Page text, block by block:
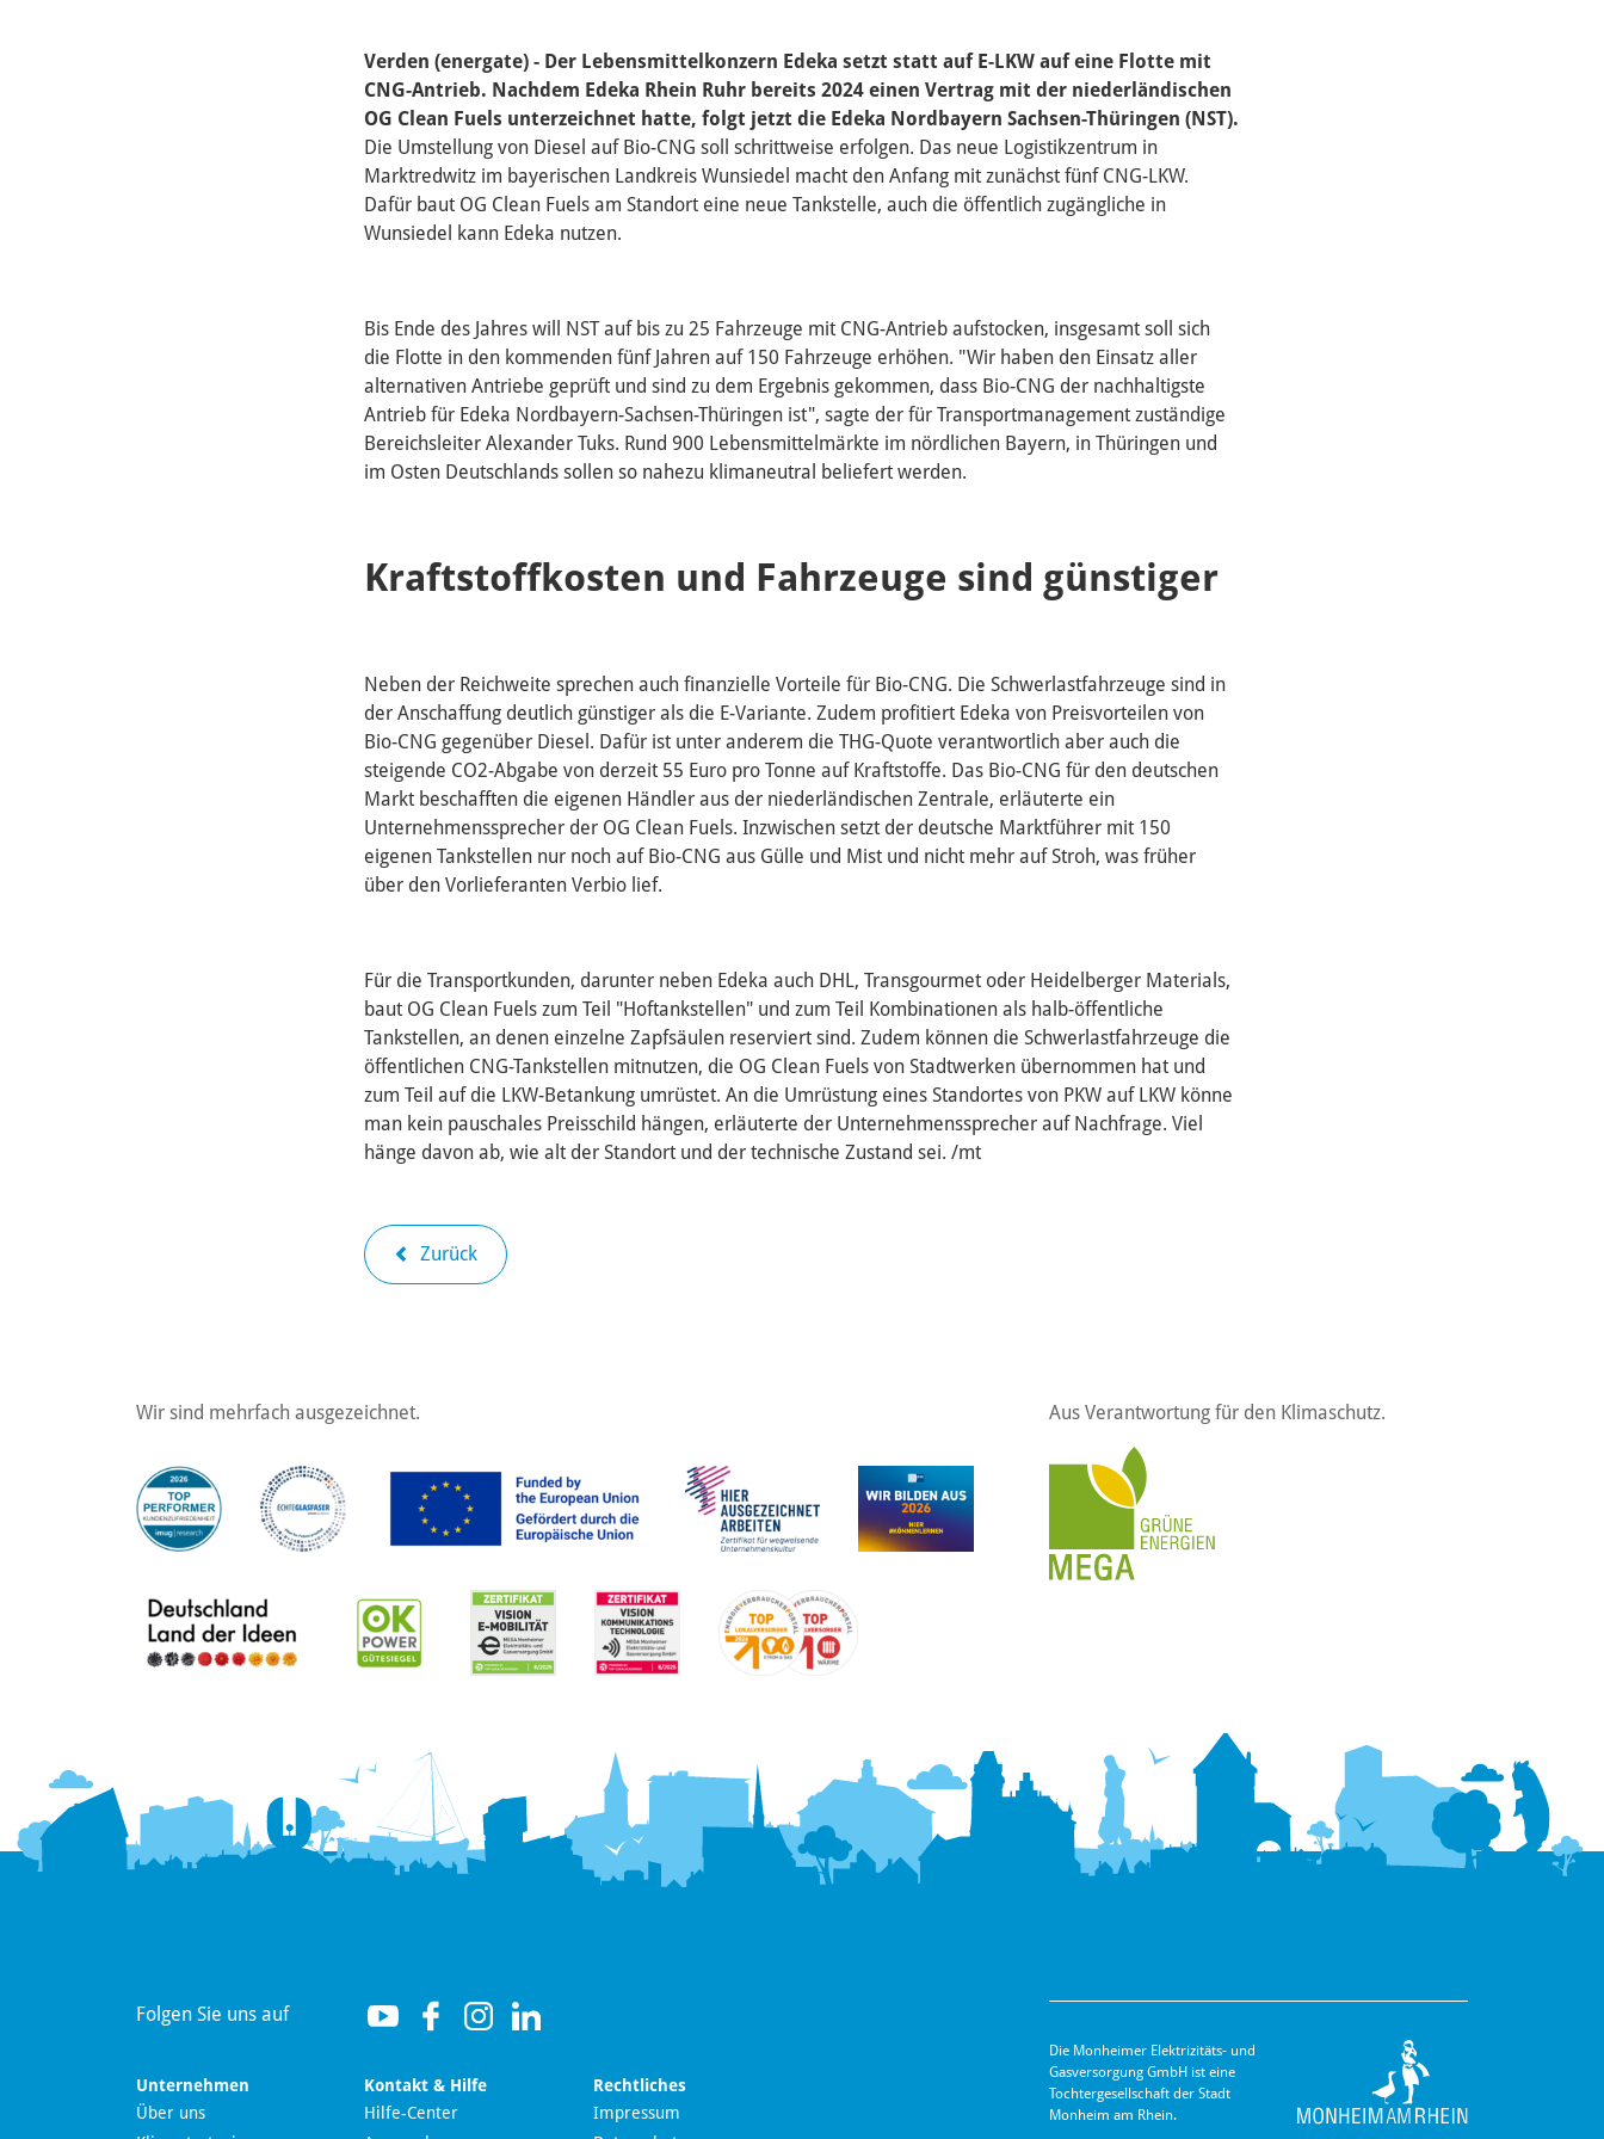
Verden (energate) - Der Lebensmittelkonzern Edeka setzt statt auf E-LKW auf eine Flotte mit
CNG-Antrieb. Nachdem Edeka Rhein Ruhr bereits 2024 einen Vertrag mit der niederländischen
OG Clean Fuels unterzeichnet hatte, folgt jetzt die Edeka Nordbayern Sachsen-Thüringen (NST).
Die Umstellung von Diesel auf Bio-CNG soll schrittweise erfolgen. Das neue Logistikzentrum in
Marktredwitz im bayerischen Landkreis Wunsiedel macht den Anfang mit zunächst fünf CNG-LKW.
Dafür baut OG Clean Fuels am Standort eine neue Tankstelle, auch die öffentlich zugängliche in
Wunsiedel kann Edeka nutzen.
Bis Ende des Jahres will NST auf bis zu 25 Fahrzeuge mit CNG-Antrieb aufstocken, insgesamt soll sich
die Flotte in den kommenden fünf Jahren auf 150 Fahrzeuge erhöhen. "Wir haben den Einsatz aller
alternativen Antriebe geprüft und sind zu dem Ergebnis gekommen, dass Bio-CNG der nachhaltigste
Antrieb für Edeka Nordbayern-Sachsen-Thüringen ist", sagte der für Transportmanagement zuständige
Bereichsleiter Alexander Tuks. Rund 900 Lebensmittelmärkte im nördlichen Bayern, in Thüringen und
im Osten Deutschlands sollen so nahezu klimaneutral beliefert werden.
Kraftstoffkosten und Fahrzeuge sind günstiger
Neben der Reichweite sprechen auch finanzielle Vorteile für Bio-CNG. Die Schwerlastfahrzeuge sind in
der Anschaffung deutlich günstiger als die E-Variante. Zudem profitiert Edeka von Preisvorteilen von
Bio-CNG gegenüber Diesel. Dafür ist unter anderem die THG-Quote verantwortlich aber auch die
steigende CO2-Abgabe von derzeit 55 Euro pro Tonne auf Kraftstoffe. Das Bio-CNG für den deutschen
Markt beschafften die eigenen Händler aus der niederländischen Zentrale, erläuterte ein
Unternehmenssprecher der OG Clean Fuels. Inzwischen setzt der deutsche Marktführer mit 150
eigenen Tankstellen nur noch auf Bio-CNG aus Gülle und Mist und nicht mehr auf Stroh, was früher
über den Vorlieferanten Verbio lief.
Für die Transportkunden, darunter neben Edeka auch DHL, Transgourmet oder Heidelberger Materials,
baut OG Clean Fuels zum Teil "Hoftankstellen" und zum Teil Kombinationen als halb-öffentliche
Tankstellen, an denen einzelne Zapfsäulen reserviert sind. Zudem können die Schwerlastfahrzeuge die
öffentlichen CNG-Tankstellen mitnutzen, die OG Clean Fuels von Stadtwerken übernommen hat und
zum Teil auf die LKW-Betankung umrüstet. An die Umrüstung eines Standortes von PKW auf LKW könne
man kein pauschales Preisschild hängen, erläuterte der Unternehmenssprecher auf Nachfrage. Viel
hänge davon ab, wie alt der Standort und der technische Zustand sei. /mt
Zurück
Wir sind mehrfach ausgezeichnet. Aus Verantwortung für den Klimaschutz.
Folgen Sie uns auf
Unternehmen
Über uns
Kontakt & Hilfe
Hilfe-Center
Rechtliches
Impressum
Die Monheimer Elektrizitäts- und
Gas­versorgung GmbH ist eine
Tochter­gesellschaft der Stadt
Monheim am Rhein.